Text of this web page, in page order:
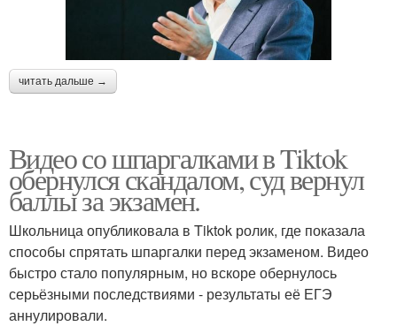
читать дальше →
Видео со шпаргалками в Tiktok
обернулся скандалом, суд вернул
баллы за экзамен.
Школьница опубликовала в Tiktok ролик, где показала
способы спрятать шпаргалки перед экзаменом. Видео
быстро стало популярным, но вскоре обернулось
серьёзными последствиями - результаты её ЕГЭ
аннулировали.